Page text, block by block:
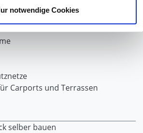
notwendige Cookies
Keder
Carports und Terrassen
selber bauen